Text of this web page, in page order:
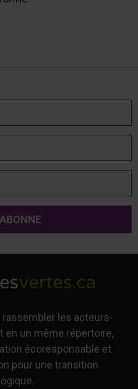
les acteurs-
en un même répertoire,
écoresponsable et
pour une transition